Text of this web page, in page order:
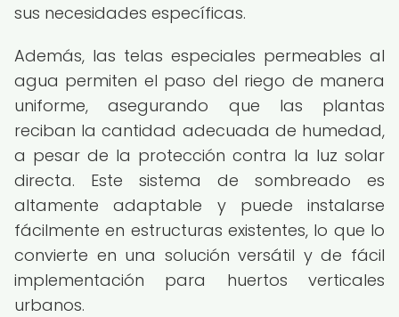
sus necesidades específicas.
Además, las telas especiales permeables al
agua permiten el paso del riego de manera
uniforme, asegurando que las plantas
reciban la cantidad adecuada de humedad,
a pesar de la protección contra la luz solar
directa. Este sistema de sombreado es
altamente adaptable y puede instalarse
fácilmente en estructuras existentes, lo que lo
convierte en una solución versátil y de fácil
implementación para huertos verticales
urbanos.